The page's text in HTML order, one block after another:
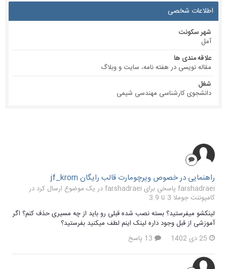
اطلاعات شخصی
شهر سکونت
آمل
علاقه مندی ها
مقاله نویسی در هفته نامه، سایت و وبلاگ
شغل
دانشجوی کارشناسی مهندسی شیمی
راهنمایی در خصوص ویرچومارت قالب رایگان jf_krom
farshadraei پاسخی برای farshadraei در یک موضوع ارسال کرد در
کامپوننت جوملا 3 تا 3.9
لینکشو میفرستید؟ بسته نصب شده قبلی رو باید از چه مسیری حذف کنم؟ اگر
آموزشی از قبل وجود داره لینک اینم لطف میکنید بفرستید؟
25 دی 1402